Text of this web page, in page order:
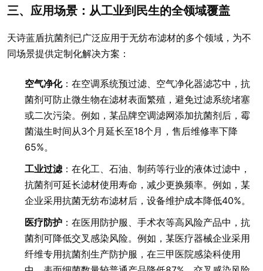
三、应用场景：从工业到民生的全领域覆盖
天诗蓝盾抗菌剂已广泛应用于无纺布滤材的多个领域，为不
同场景提供定制化解决方案：
空气净化：在空调系统预过滤、空气净化器滤芯中，抗
菌剂可防止微生物在滤材表面繁殖，避免过滤系统堵塞
或二次污染。例如，某品牌空调滤网添加抗菌剂后，霉
菌滋生时间从3个月延长至18个月，售后维修率下降
65%。
工业过滤 ：在化工、石油、制药等行业的液体过滤中，
抗菌剂可延长滤材使用寿命，减少更换频率。例如，某
企业采用抗菌无纺布滤材后，设备维护成本降低40%。
医疗防护 ：在医用防护服、手术衣等高风险产品中，抗
菌剂可降低交叉感染风险。例如，某医疗器械企业采用
纤维专用抗菌剂生产防护服，在三甲医院感染科使用